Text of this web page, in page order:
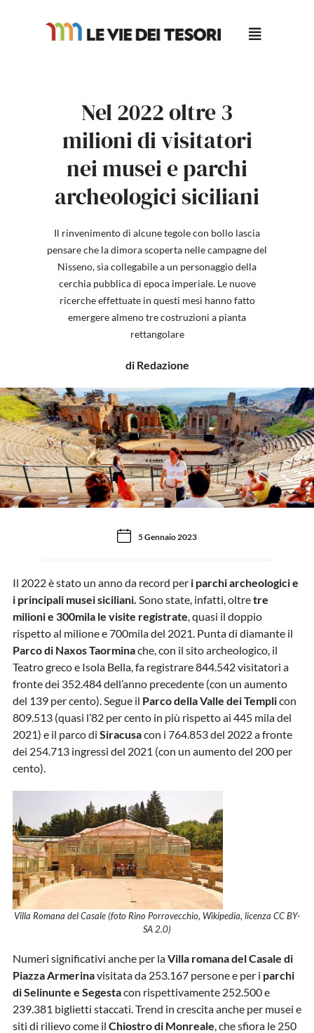
Nel 2022 oltre 3
milioni di visitatori
nei musei e parchi
archeologici siciliani
Il rinvenimento di alcune tegole con bollo lascia
pensare che la dimora scoperta nelle campagne del
Nisseno, sia collegabile a un personaggio della
cerchia pubblica di epoca imperiale. Le nuove
ricerche effettuate in questi mesi hanno fatto
emergere almeno tre costruzioni a pianta
rettangolare
di Redazione
5 Gennaio 2023
Il 2022 è stato un anno da record peri parchi archeologici e
i principali musei siciliani. Sono state, infatti, oltretre
milioni e 300mila le visite registrate, quasi il doppio
rispetto al milione e 700mila del 2021. Punta di diamante il
Parco di Naxos Taorminache, con il sito archeologico, il
Teatro greco e Isola Bella, fa registrare 844.542 visitatori a
fronte dei 352.484 dell’anno precedente (con un aumento
del 139 per cento). Segue il Parco della Valle dei Templicon
809.513 (quasi l’82 per cento in più rispetto ai 445 mila del
2021) e il parco di Siracusacon i 764.853 del 2022 a fronte
dei 254.713 ingressi del 2021 (con un aumento del 200 per
cento).
Villa Romana del Casale (foto Rino Porrovecchio, Wikipedia, licenza CC BY-
SA 2.0)
Numeri significativi anche per laVilla romana del Casale di
Piazza Armerinavisitata da 253.167 persone e per i parchi
di Selinunte e Segestacon rispettivamente 252.500 e
239.381 biglietti staccati. Trend in crescita anche per musei e
siti di rilievo come il Chiostro di Monreale, che sfiora le 250